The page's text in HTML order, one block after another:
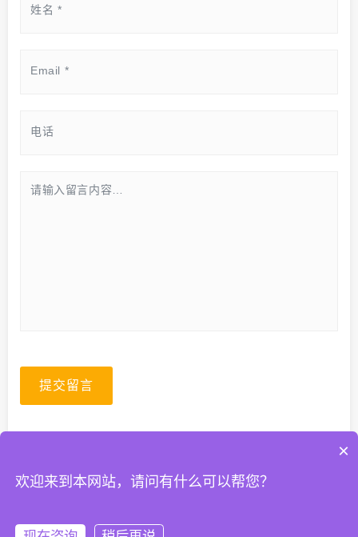
提交留言
×
欢迎来到本网站，请问有什么可以帮您？